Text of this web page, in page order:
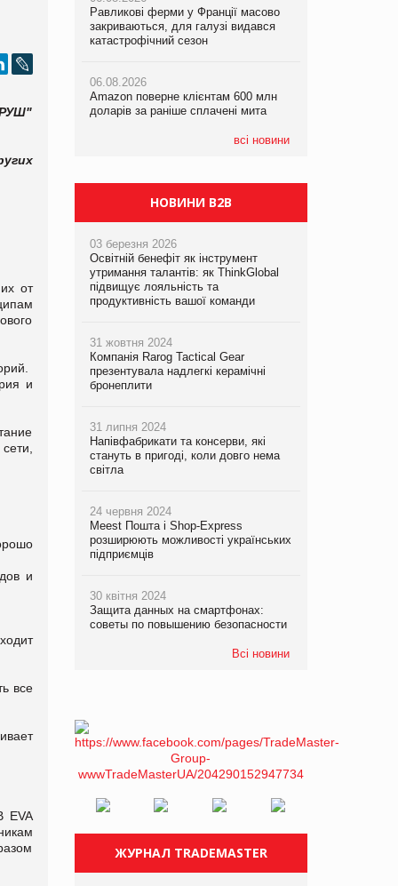
от
и
и
все
EVA
Равликові ферми у Франції масово
закриваються, для галузі видався
катастрофічний сезон
06.08.2026
Amazon поверне клієнтам 600 млн
доларів за раніше сплачені мита
всі новини
05.08.2026
ТОКЕРИ
Сергій Лісунов про заморожені
Amazon поверне клієнтам 600 млн
доларів за раніше сплачені мита
У Євросоюзі набули чинності нові
правила щодо штучного інтелекту
НОВИНИ B2B
03 березня 2026
Освітній бенефіт як інструмент
утримання талантів: як ThinkGlobal
підвищує лояльність та
продуктивність вашої команди
31 жовтня 2024
Компанія Rarog Tactical Gear
презентувала надлегкі керамічні
бронеплити
31 липня 2024
Напівфабрикати та консерви, які
стануть в пригоді, коли довго нема
світла
24 червня 2024
Meest Пошта і Shop-Express
розширюють можливості українських
підприємців
30 квітня 2024
Защита данных на смартфонах:
советы по повышению безопасности
Всі новини
ЖУРНАЛ TRADEMASTER